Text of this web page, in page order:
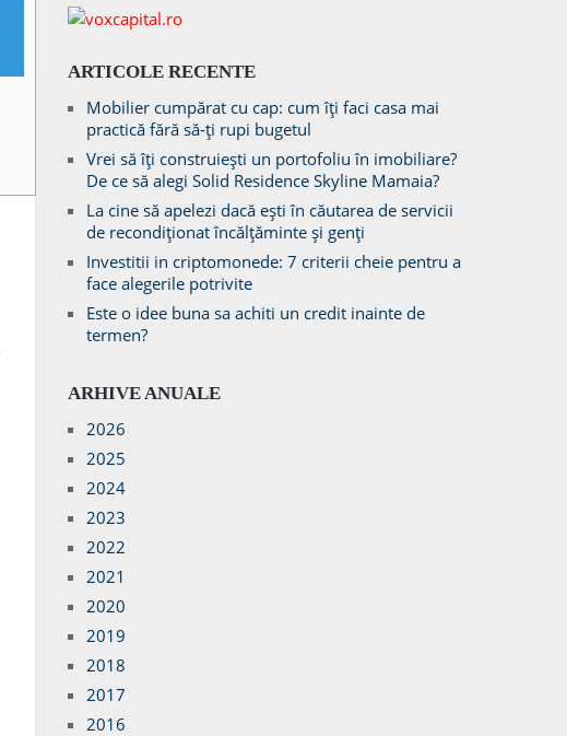
ARTICOLE RECENTE
Mobilier cumpărat cu cap: cum îți faci casa mai
practică fără să-ți rupi bugetul
Vrei să îți construiești un portofoliu în imobiliare?
De ce să alegi Solid Residence Skyline Mamaia?
La cine să apelezi dacă ești în căutarea de servicii
de recondiționat încălțăminte și genți
Investitii in criptomonede: 7 criterii cheie pentru a
face alegerile potrivite
Este o idee buna sa achiti un credit inainte de
termen?
ARHIVE ANUALE
2026
2025
2024
2023
2022
2021
2020
2019
2018
2017
2016